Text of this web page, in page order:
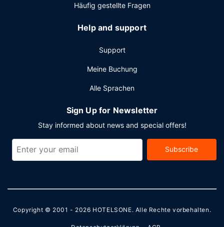
Häufig gestellte Fragen
Help and support
Support
Meine Buchung
Alle Sprachen
Sign Up for Newsletter
Stay informed about news and special offers!
Subscribe
Copyright © 2001 - 2026 HOTELSONE. Alle Rechte vorbehalten.